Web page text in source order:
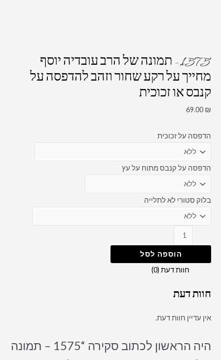
1575 – תמונה של הרב עובדיה יוסף
מחייך על רקע שחור וזהב להדפסה על
קנבס או זכוכית
69.00 ₪
הדפסה על זכוכית
הדפסה על קנבס מתוח על עץ
בלוק סטורי לא לתלייה
הוספה לסל
חוות דעת (0)
חוות דעת
אין עדיין חוות דעת.
היה הראשון לכתוב סקירה “1575 – תמונה